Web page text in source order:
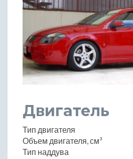
Двигатель
Тип двигателя
Объем двигателя, см³
Тип наддува